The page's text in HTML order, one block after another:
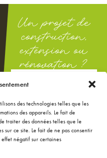
des technologies telles que les
des appareils. Le fait de
traiter des données telles que le
sur ce site. Le fait de ne pas consentir
négatif sur certaines
Un projet de
construction,
extension ou
rénovation ?
DEMANDEZ
UNE ÉTUDE
GRATUITE